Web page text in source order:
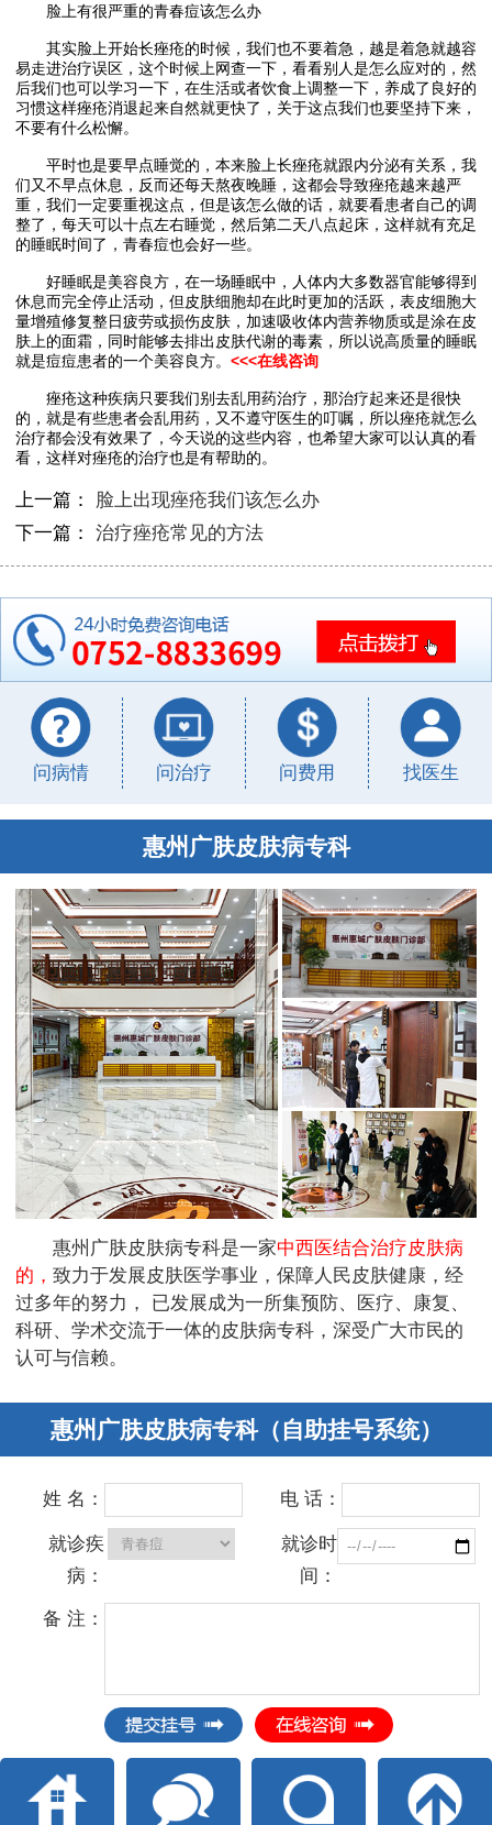
脸上有很严重的青春痘该怎么办
其实脸上开始长痤疮的时候，我们也不要着急，越是着急就越容
易走进治疗误区，这个时候上网查一下，看看别人是怎么应对的，然
后我们也可以学习一下，在生活或者饮食上调整一下，养成了良好的
习惯这样痤疮消退起来自然就更快了，关于这点我们也要坚持下来，
不要有什么松懈。
平时也是要早点睡觉的，本来脸上长痤疮就跟内分泌有关系，我
们又不早点休息，反而还每天熬夜晚睡，这都会导致痤疮越来越严
重，我们一定要重视这点，但是该怎么做的话，就要看患者自己的调
整了，每天可以十点左右睡觉，然后第二天八点起床，这样就有充足
的睡眠时间了，青春痘也会好一些。
好睡眠是美容良方，在一场睡眠中，人体内大多数器官能够得到
休息而完全停止活动，但皮肤细胞却在此时更加的活跃，表皮细胞大
量增殖修复整日疲劳或损伤皮肤，加速吸收体内营养物质或是涂在皮
肤上的面霜，同时能够去排出皮肤代谢的毒素，所以说高质量的睡眠
就是痘痘患者的一个美容良方。 <<<在线咨询
痤疮这种疾病只要我们别去乱用药治疗，那治疗起来还是很快
的，就是有些患者会乱用药，又不遵守医生的叮嘱，所以痤疮就怎么
治疗都会没有效果了，今天说的这些内容，也希望大家可以认真的看
看，这样对痤疮的治疗也是有帮助的。
上一篇： 脸上出现痤疮我们该怎么办
下一篇： 治疗痤疮常见的方法
问病情 问治疗 问费用 找医生
惠州广肤皮肤病专科
惠州广肤皮肤病专科是一家中西医结合治疗皮肤病
的， 致力于发展皮肤医学事业，保障人民皮肤健康，经
过多年的努力， 已发展成为一所集预防、医疗、康复、
科研、学术交流于一体的皮肤病专科，深受广大市民的
认可与信赖。
惠州广肤皮肤病专科（自助挂号系统）
姓 名： 电 话：
就诊疾
病：
就诊时
间：
备 注：